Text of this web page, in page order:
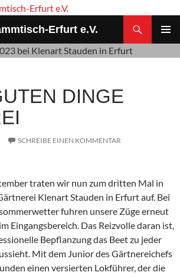
Erfurt e.V.
MENÜ
DINGE
SCHREIBE EINEN KOMMENTAR
traten wir nun zum dritten Mal in
Klenart Stauden in Erfurt auf. Bei
fuhren unsere Züge erneut
Eingangsbereich. Das Reizvolle daran ist,
Bepflanzung das Beet zu jeder
Mit dem Junior des Gärtnereichefs
einen versierten Lokführer, der die